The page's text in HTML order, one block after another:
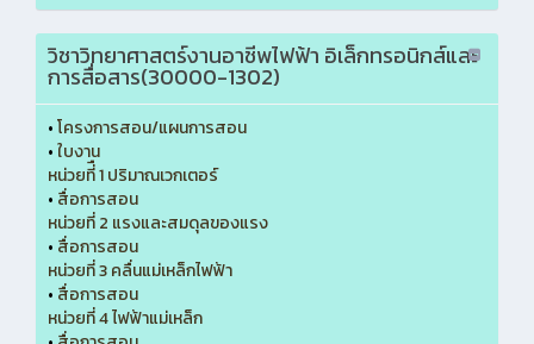
วิชาวิทยาศาสตร์งานอาชีพไฟฟ้า อิเล็กทรอนิกส์และ
การสื่อสาร(30000-1302)
•โครงการสอน/แผนการสอน
•ใบงาน
หน่วยที่ื 1 ปริมาณเวกเตอร์
• สื่อการสอน
หน่วยที่ 2 แรงและสมดุลของแรง
• สื่อการสอน
หน่วยที่ 3 คลื่นแม่เหล็กไฟฟ้า
• สื่อการสอน
หน่วยที่ 4 ไฟฟ้าแม่เหล็ก